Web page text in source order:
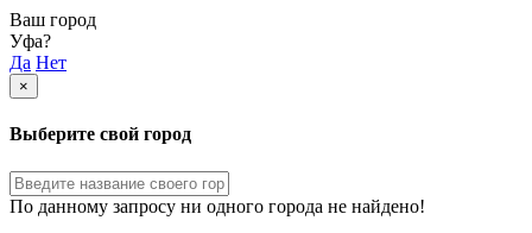
Ваш город
Уфа?
Да Нет
×
Выберите свой город
По данному запросу ни одного города не найдено!